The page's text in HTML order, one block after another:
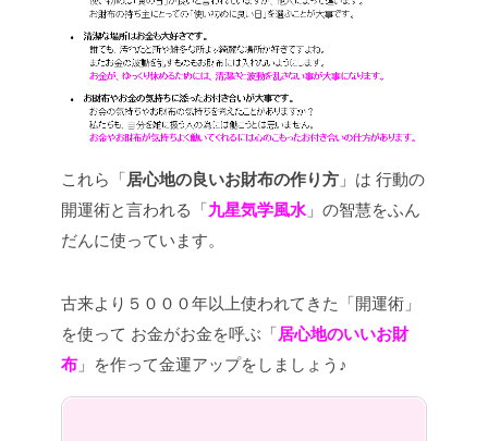
これら「居心地の良いお財布の作り方 」は 行動の
開運術と言われる「九星気学風水 」の智慧をふん
だんに使っています。
古来より５０００年以上使われてきた「開運術」
を使って お金がお金を呼ぶ「居心地のいいお財
布 」を作って金運アップをしましょう♪